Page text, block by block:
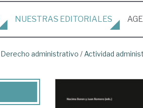
NUESTRAS EDITORIALES
Derecho administrativo / Actividad